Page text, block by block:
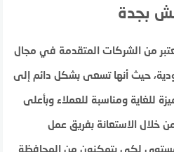
بجدة
من الشركات المتقدمة في مجال
حيث أنها تسعى بشكل دائم إلى
للغاية ومناسبة للعملاء وبأعلى
خلال الاستعانة بفريق عمل
لكي يتمكنون من المحافظة